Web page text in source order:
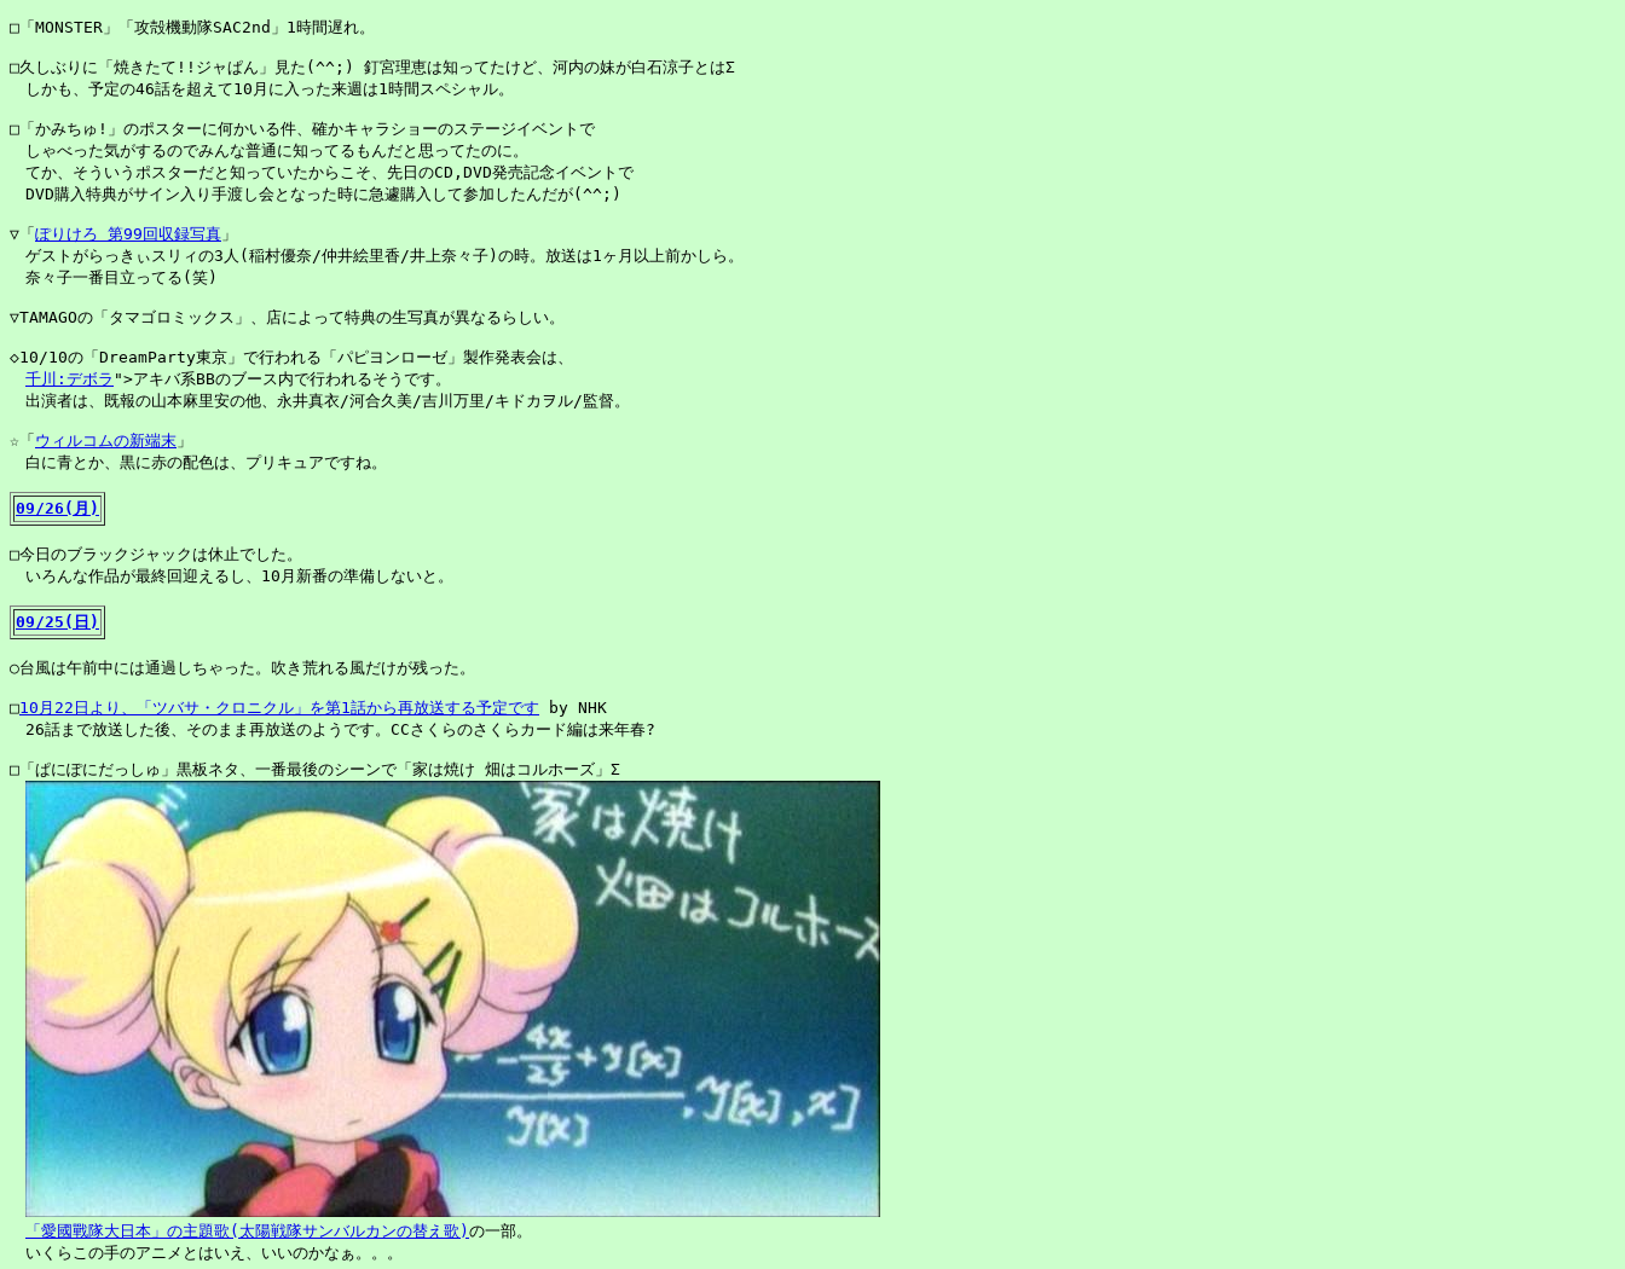
□「MONSTER」「攻殻機動隊SAC2nd」1時間遅れ。
□久しぶりに「焼きたて!!ジャぱん」見た(^^;) 釘宮理恵は知ってたけど、河内の妹が白石涼子とはΣ
しかも、予定の46話を超えて10月に入った来週は1時間スペシャル。
□「かみちゅ!」のポスターに何かいる件、確かキャラショーのステージイベントで
しゃべった気がするのでみんな普通に知ってるもんだと思ってたのに。
てか、そういうポスターだと知っていたからこそ、先日のCD,DVD発売記念イベントで
DVD購入特典がサイン入り手渡し会となった時に急遽購入して参加したんだが(^^;)
▽「 ぽりけろ 第99回収録写真 」
ゲストがらっきぃスリィの3人(稲村優奈/仲井絵里香/井上奈々子)の時。放送は1ヶ月以上前かしら。
奈々子一番目立ってる(笑)
▽TAMAGOの「タマゴロミックス」、店によって特典の生写真が異なるらしい。
◇10/10の「DreamParty東京」で行われる「パピヨンローゼ」製作発表会は、
千川:デボラ ">アキバ系BBのブース内で行われるそうです。
出演者は、既報の山本麻里安の他、永井真衣/河合久美/吉川万里/キドカヲル/監督。
☆「 ウィルコムの新端末 」
白に青とか、黒に赤の配色は、プリキュアですね。
09/26(月)
□今日のブラックジャックは休止でした。
いろんな作品が最終回迎えるし、10月新番の準備しないと。
09/25(日)
○台風は午前中には通過しちゃった。吹き荒れる風だけが残った。
□10月22日より、「ツバサ・クロニクル」を第1話から再放送する予定です by NHK
26話まで放送した後、そのまま再放送のようです。CCさくらのさくらカード編は来年春?
□「ぱにぽにだっしゅ」黒板ネタ、一番最後のシーンで「家は焼け 畑はコルホーズ」Σ
「愛國戰隊大日本」の主題歌(太陽戦隊サンバルカンの替え歌) の一部。
いくらこの手のアニメとはいえ、いいのかなぁ。。。